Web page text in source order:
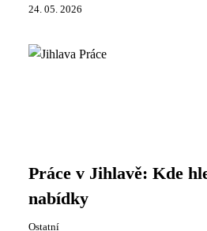
24. 05. 2026
Práce v Jihlavě: Kde
nabídky
Ostatní